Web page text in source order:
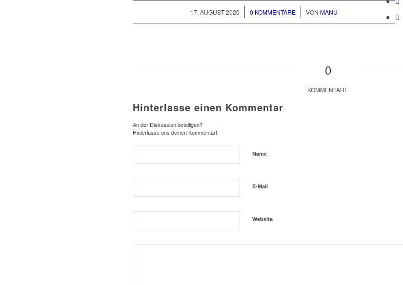
17. AUGUST 2020
/ 0 KOMMENTARE
/ VON MANU
0
KOMMENTARE
Hinterlasse einen Kommentar
An der Diskussion beteiligen?
Hinterlasse uns deinen Kommentar!
Name
E-Mail
Website